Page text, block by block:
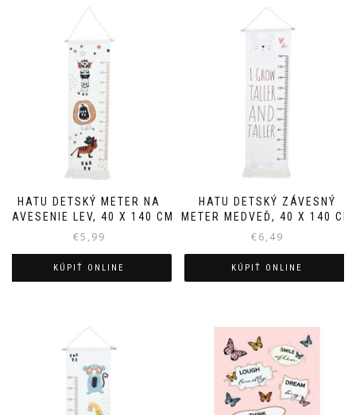
HATU DETSKÝ METER NA
ZAVESENIE LEV, 40 X 140 CM
€5,99
KÚPIŤ ONLINE
HATU DETSKÝ ZÁVESNÝ
METER MEDVEĎ, 40 X 140 CM
€6,49
KÚPIŤ ONLINE